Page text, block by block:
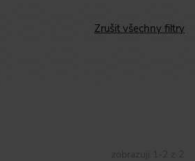
Zrušit všechny filtry